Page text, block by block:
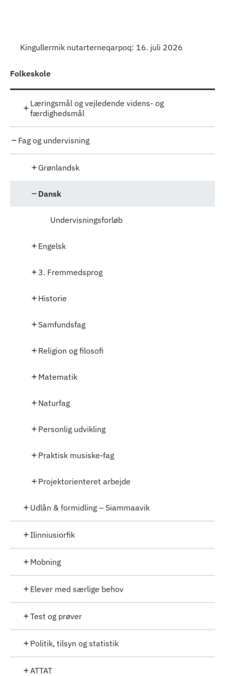
Indhold
Kingullermik nutarterneqarpoq: 16. juli 2026
Folkeskole
Læringsmål og vejledende videns- og
færdighedsmål
Fag og undervisning
Grønlandsk
Dansk
Undervisningsforløb
Engelsk
3. Fremmedsprog
Historie
Samfundsfag
Religion og filosofi
Matematik
Naturfag
Personlig udvikling
Praktisk musiske-fag
Projektorienteret arbejde
Udlån & formidling – Siammaavik
Ilinniusiorfik
Mobning
Elever med særlige behov
Test og prøver
Politik, tilsyn og statistik
ATTAT